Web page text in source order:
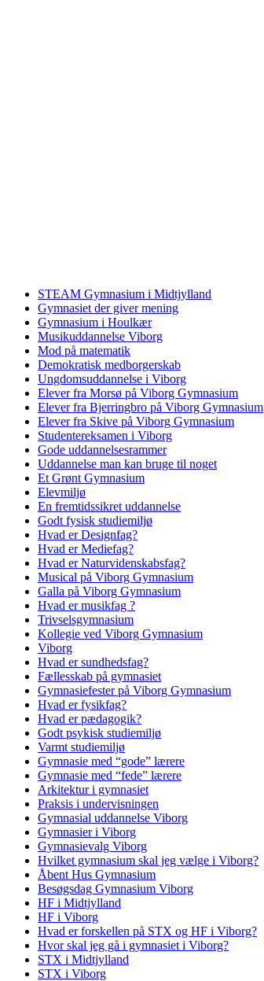
STEAM Gymnasium i Midtjylland
Gymnasiet der giver mening
Gymnasium i Houlkær
Musikuddannelse Viborg
Mod på matematik
Demokratisk medborgerskab
Ungdomsuddannelse i Viborg
Elever fra Morsø på Viborg Gymnasium
Elever fra Bjerringbro på Viborg Gymnasium
Elever fra Skive på Viborg Gymnasium
Studentereksamen i Viborg
Gode uddannelsesrammer
Uddannelse man kan bruge til noget
Et Grønt Gymnasium
Elevmiljø
En fremtidssikret uddannelse
Godt fysisk studiemiljø
Hvad er Designfag?
Hvad er Mediefag?
Hvad er Naturvidenskabsfag?
Musical på Viborg Gymnasium
Galla på Viborg Gymnasium
Hvad er musikfag ?
Trivselsgymnasium
Kollegie ved Viborg Gymnasium
Viborg
Hvad er sundhedsfag?
Fællesskab på gymnasiet
Gymnasiefester på Viborg Gymnasium
Hvad er fysikfag?
Hvad er pædagogik?
Godt psykisk studiemiljø
Varmt studiemiljø
Gymnasie med “gode” lærere
Gymnasie med “fede” lærere
Arkitektur i gymnasiet
Praksis i undervisningen
Gymnasial uddannelse Viborg
Gymnasier i Viborg
Gymnasievalg Viborg
Hvilket gymnasium skal jeg vælge i Viborg?
Åbent Hus Gymnasium
Besøgsdag Gymnasium Viborg
HF i Midtjylland
HF i Viborg
Hvad er forskellen på STX og HF i Viborg?
Hvor skal jeg gå i gymnasiet i Viborg?
STX i Midtjylland
STX i Viborg